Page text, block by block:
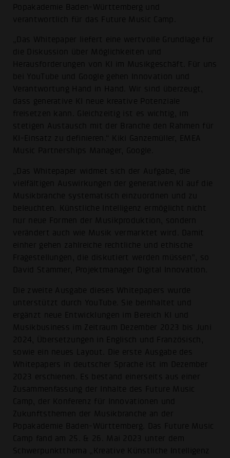
Popakademie Baden-Württemberg und
verantwortlich für das Future Music Camp.
„Das Whitepaper liefert eine wertvolle Grundlage für
die Diskussion über Möglichkeiten und
Herausforderungen von KI im Musikgeschäft. Für uns
bei YouTube und Google gehen Innovation und
Verantwortung Hand in Hand. Wir sind überzeugt,
dass generative KI neue kreative Potenziale
freisetzen kann. Gleichzeitig ist es wichtig, im
stetigen Austausch mit der Branche den Rahmen für
KI-Einsatz zu definieren.“ Kiki Ganzemüller, EMEA
Music Partnerships Manager, Google.
„Das Whitepaper widmet sich der Aufgabe, die
vielfältigen Auswirkungen der generativen KI auf die
Musikbranche systematisch einzuordnen und zu
beleuchten. Künstliche Intelligenz ermöglicht nicht
nur neue Formen der Musikproduktion, sondern
verändert auch wie Musik vermarktet wird. Damit
einher gehen zahlreiche rechtliche und ethische
Fragestellungen, die diskutiert werden müssen”, so
David Stammer, Projektmanager Digital Innovation.
Die zweite Ausgabe dieses Whitepapers wurde
unterstützt durch YouTube. Sie beinhaltet und
ergänzt neue Entwicklungen im Bereich KI und
Musikbusiness im Zeitraum Dezember 2023 bis Juni
2024, Übersetzungen in Englisch und Französisch,
sowie ein neues Layout. Die erste Ausgabe des
Whitepapers in deutscher Sprache ist im Dezember
2023 erschienen. Es bestand einerseits aus einer
Zusammenfassung der Inhalte des Future Music
Camp, der Konferenz für Innovationen und
Zukunftsthemen der Musikbranche an der
Popakademie Baden-Württemberg. Das Future Music
Camp fand am 25. & 26. Mai 2023 unter dem
Schwerpunktthema „Kreative Künstliche Intelligenz